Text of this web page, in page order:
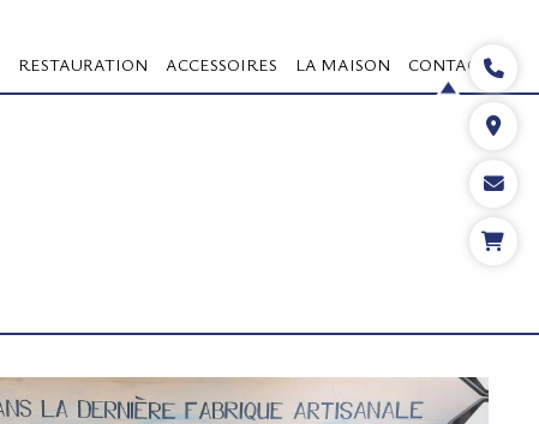
RESTAURATION ACCESSOIRES LA MAISON CONTACT